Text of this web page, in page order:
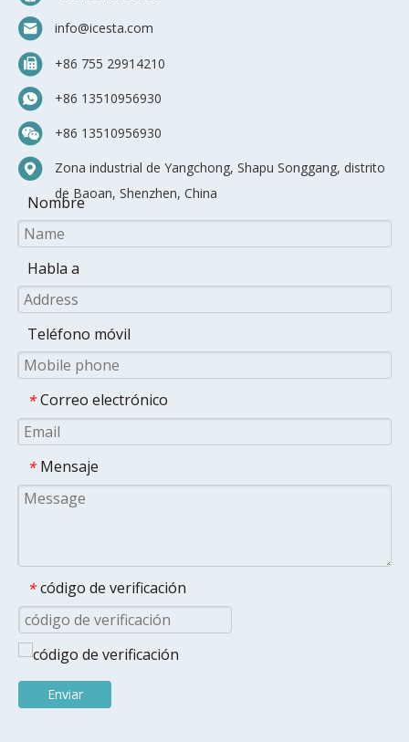
info@icesta.com
+86 755 29914210
+86 13510956930
+86 13510956930
Zona industrial de Yangchong, Shapu Songgang, distrito
de Baoan, Shenzhen, China
Nombre
Habla a
Teléfono móvil
* Correo electrónico
* Mensaje
* código de verificación
Enviar